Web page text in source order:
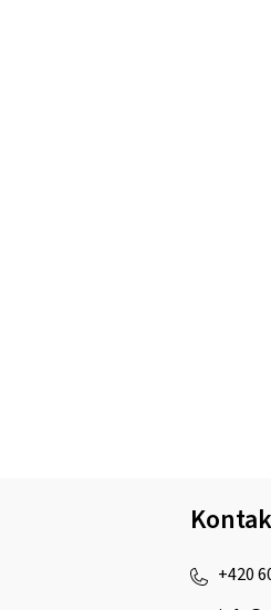
+420